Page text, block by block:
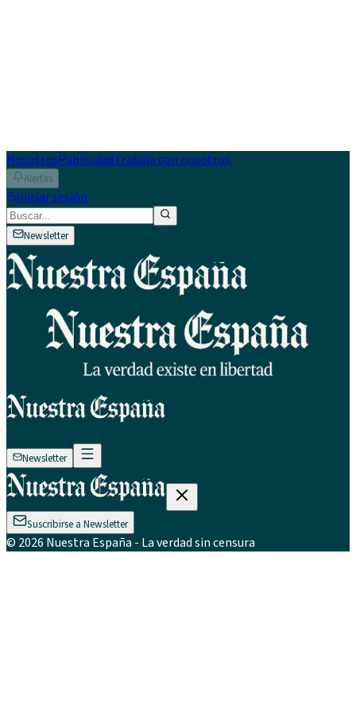
NosotrosPublicidadTrabaja con nosotros
Alertas
Iniciar sesión
Newsletter
Newsletter
Suscribirse a Newsletter
© 2026 Nuestra España - La verdad sin censura